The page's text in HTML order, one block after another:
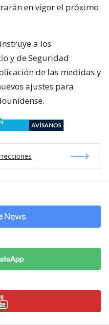
en vigor el próximo
a los
y de Seguridad
de las medidas y
ajustes para
AVÍSANOS